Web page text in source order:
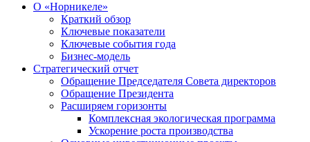
О «Норникеле»
Краткий обзор
Ключевые показатели
Ключевые события года
Бизнес-модель
Стратегический отчет
Обращение Председателя Совета директоров
Обращение Президента
Расширяем горизонты
Комплексная экологическая программа
Ускорение роста производства